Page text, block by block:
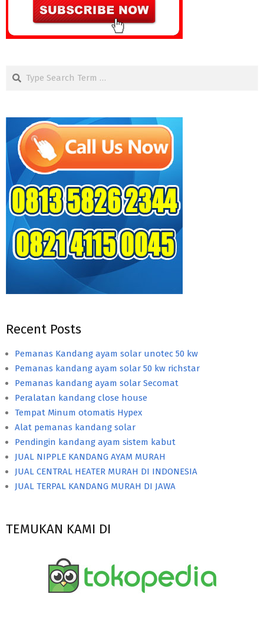
Search
Recent Posts
Pemanas Kandang ayam solar unotec 50 kw
Pemanas kandang ayam solar 50 kw richstar
Pemanas kandang ayam solar Secomat
Peralatan kandang close house
Tempat Minum otomatis Hypex
Alat pemanas kandang solar
Pendingin kandang ayam sistem kabut
JUAL NIPPLE KANDANG AYAM MURAH
JUAL CENTRAL HEATER MURAH DI INDONESIA
JUAL TERPAL KANDANG MURAH DI JAWA
TEMUKAN KAMI DI